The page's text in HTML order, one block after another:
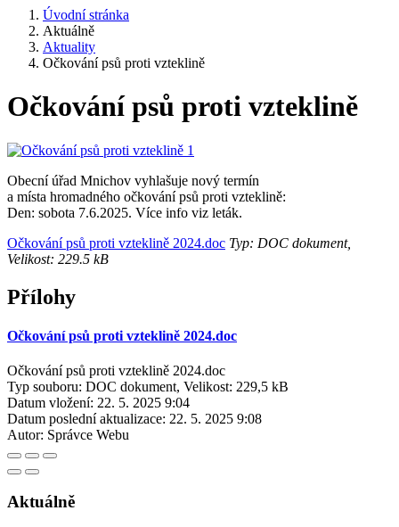
Úvodní stránka
Aktuálně
Aktuality
Očkování psů proti vzteklině
Očkování psů proti vzteklině
Obecní úřad Mnichov vyhlašuje nový termín
a místa hromadného očkování psů proti vzteklině:
Den: sobota 7.6.2025. Více info viz leták.
Očkování psů proti vzteklině 2024.doc Typ: DOC dokument,
Velikost: 229.5 kB
Přílohy
Očkování psů proti vzteklině 2024.doc
Očkování psů proti vzteklině 2024.doc
Typ souboru: DOC dokument, Velikost: 229,5 kB
Datum vložení: 22. 5. 2025 9:04
Datum poslední aktualizace: 22. 5. 2025 9:08
Autor: Správce Webu
Aktuálně